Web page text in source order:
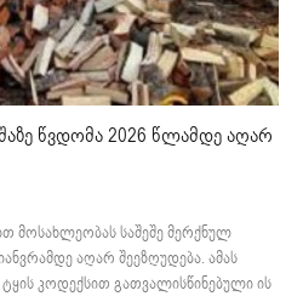
წვდომა 2026 წლამდე აღარ
მოსახლეობას საშეშე მერქნულ
აღარ შეეზღუდება. ამას
კოდექსით გათვალისწინებული ის